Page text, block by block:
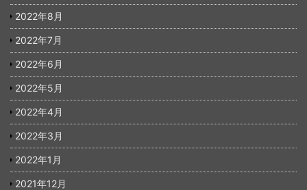
2022年8月
2022年7月
2022年6月
2022年5月
2022年4月
2022年3月
2022年1月
2021年12月